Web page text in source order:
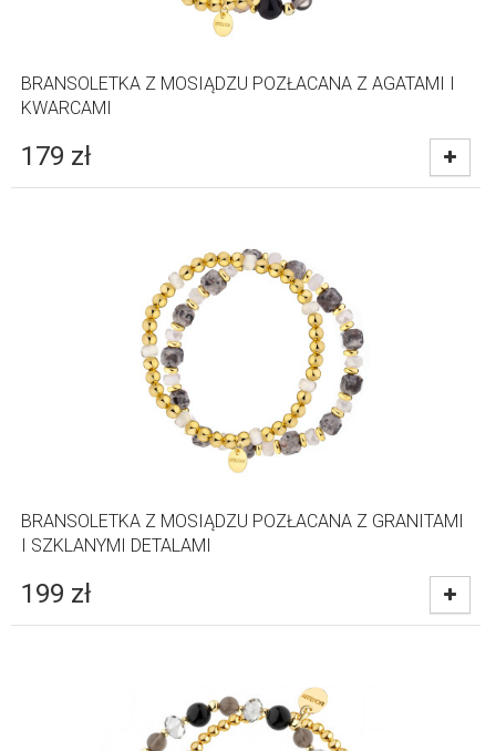
BRANSOLETKA Z MOSIĄDZU POZŁACANA Z AGATAMI I
KWARCAMI
179 zł
BRANSOLETKA Z MOSIĄDZU POZŁACANA Z GRANITAMI
I SZKLANYMI DETALAMI
199 zł